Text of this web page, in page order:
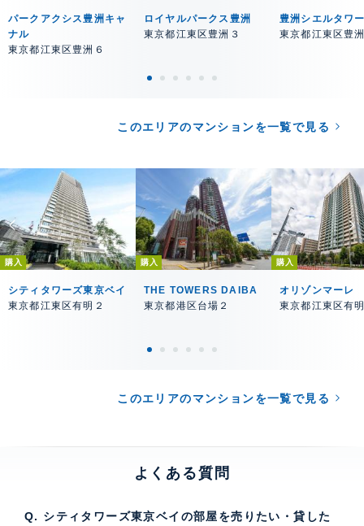
パークアクシス豊洲キャ
ナル
東京都江東区豊洲６
ロイヤルパークス豊洲
東京都江東区豊洲３
豊洲シエルタワ
東京都江東区豊
このエリアのマンションを一覧で見る
購入
シティタワーズ東京ベイ
東京都江東区有明２
購入
THE TOWERS DAIBA
東京都港区台場２
購入
オリゾンマーレ
東京都江東区有
このエリアのマンションを一覧で見る
よくある質問
Q. シティタワーズ東京ベイの部屋を売りたい・貸した